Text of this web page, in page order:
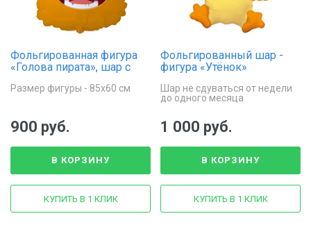
Фольгированная фигура
«Голова пирата», шар с
Размер фигуры - 85х60 см
900 руб.
В КОРЗИНУ
КУПИТЬ В 1 КЛИК
Фольгированный шар -
фигура «Утёнок»
Шар не сдуваться от недели
до одного месяца
1 000 руб.
В КОРЗИНУ
КУПИТЬ В 1 КЛИК